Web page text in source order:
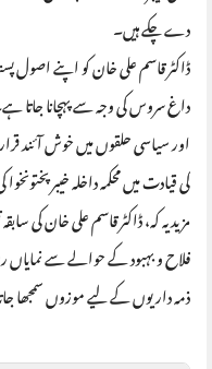
دے چکے ہیں۔
ڈاکٹر قاسم علی خان کو اپنے اصول
داغ سروس کی وجہ سے پہچانا جاتا
اور سیاسی حلقوں میں خوش آئند
کی قیادت میں محکمہ داخلہ خیبر
مزید یہ کہ، ڈاکٹر قاسم علی خان کی
فلاح و بہبود کے حوالے سے
ذمہ داریوں کے لیے موزوں سمجھا